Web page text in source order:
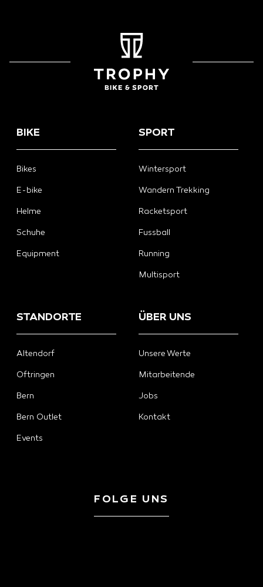
BIKE
Bikes
E-bike
Helme
Schuhe
Equipment
SPORT
Wintersport
Wandern Trekking
Racketsport
Fussball
Running
Multisport
STANDORTE
Altendorf
Oftringen
Bern
Bern Outlet
Events
ÜBER UNS
Unsere Werte
Mitarbeitende
Jobs
Kontakt
FOLGE UNS